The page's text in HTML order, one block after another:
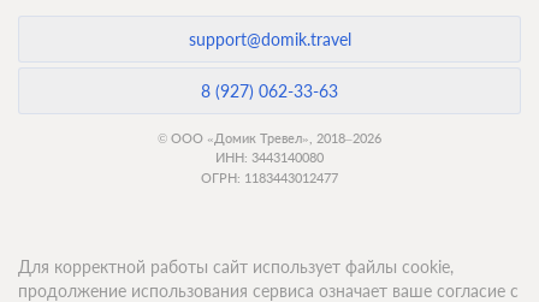
support@domik.travel
8 (927) 062-33-63
© ООО «Домик Тревел», 2018–2026
ИНН: 3443140080
ОГРН: 1183443012477
Для корректной работы сайт использует файлы cookie,
продолжение использования сервиса означает ваше согласие с